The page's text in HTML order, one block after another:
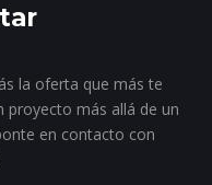
la oferta que más te
proyecto más allá de un
en contacto con